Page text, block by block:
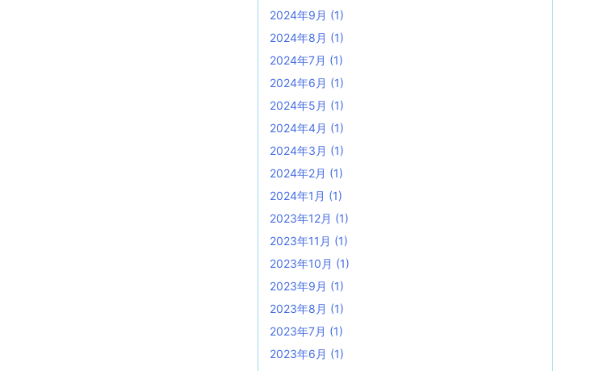
2024年9月 (1)
2024年8月 (1)
2024年7月 (1)
2024年6月 (1)
2024年5月 (1)
2024年4月 (1)
2024年3月 (1)
2024年2月 (1)
2024年1月 (1)
2023年12月 (1)
2023年11月 (1)
2023年10月 (1)
2023年9月 (1)
2023年8月 (1)
2023年7月 (1)
2023年6月 (1)